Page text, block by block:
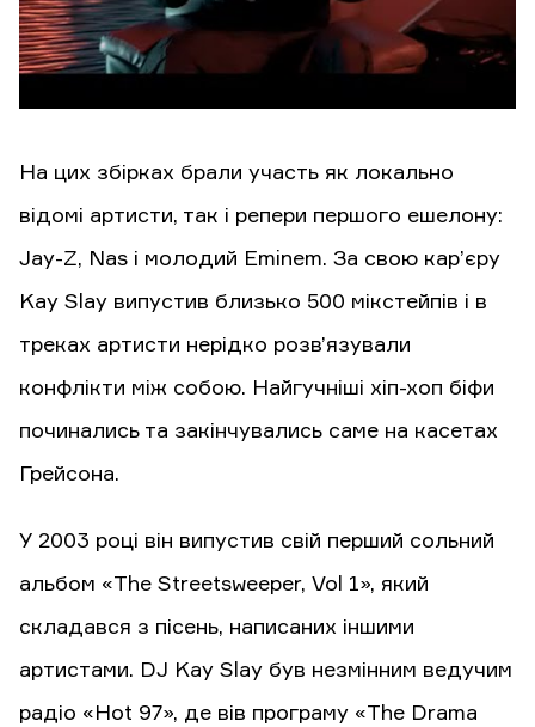
На цих збірках брали участь як локально
відомі артисти, так і репери першого ешелону:
Jay-Z, Nas і молодий Eminem. За свою кар’єру
Kay Slay випустив близько 500 мікстейпів і в
треках артисти нерідко розв’язували
конфлікти між собою. Найгучніші хіп-хоп біфи
починались та закінчувались саме на касетах
Грейсона.
У 2003 році він випустив свій перший сольний
альбом «The Streetsweeper, Vol 1», який
складався з пісень, написаних іншими
артистами. DJ Kay Slay був незмінним ведучим
радіо «Hot 97», де вів програму «The Drama